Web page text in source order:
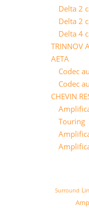
Delta 2
Delta 2
Delta 4
TRINNOV
AETA
Codec
Codec
CHEVIN
Touring
Surround